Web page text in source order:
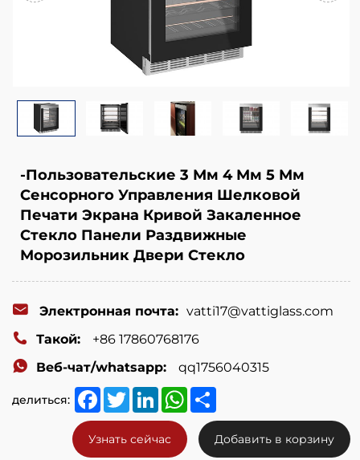
-Пользовательские 3 Мм 4 Мм 5 Мм
Сенсорного Управления Шелковой
Печати Экрана Кривой Закаленное
Стекло Панели Раздвижные
Морозильник Двери Стекло
Электронная почта: vatti17@vattiglass.com
Такой:
+86 17860768176
Веб-чат/whatsapp:
qq1756040315
делиться: FacebookTwitterLinkedInWhatsApp
Узнать сейчас Добавить в корзину